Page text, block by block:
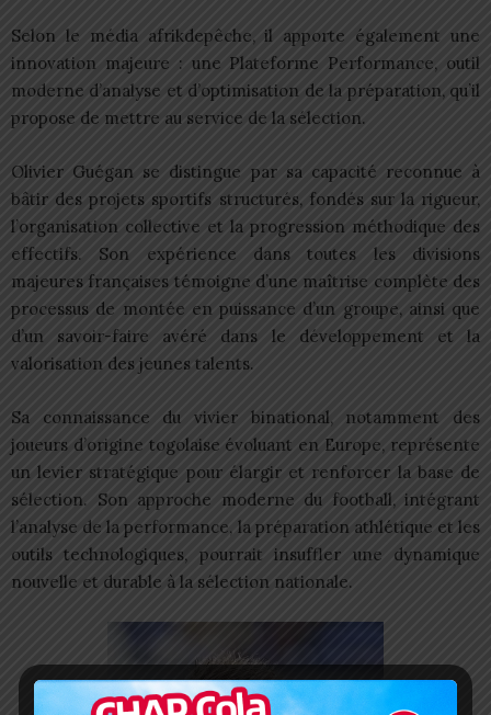
Selon le média afrikdepêche, il apporte également une
innovation majeure : une Plateforme Performance, outil
moderne d’analyse et d’optimisation de la préparation, qu’il
propose de mettre au service de la sélection.
Olivier Guégan se distingue par sa capacité reconnue à
bâtir des projets sportifs structurés, fondés sur la rigueur,
l’organisation collective et la progression méthodique des
effectifs. Son expérience dans toutes les divisions
majeures françaises témoigne d’une maîtrise complète des
processus de montée en puissance d’un groupe, ainsi que
d’un savoir-faire avéré dans le développement et la
valorisation des jeunes talents.
Sa connaissance du vivier binational, notamment des
joueurs d’origine togolaise évoluant en Europe, représente
un levier stratégique pour élargir et renforcer la base de
sélection. Son approche moderne du football, intégrant
l’analyse de la performance, la préparation athlétique et les
outils technologiques, pourrait insuffler une dynamique
nouvelle et durable à la sélection nationale.